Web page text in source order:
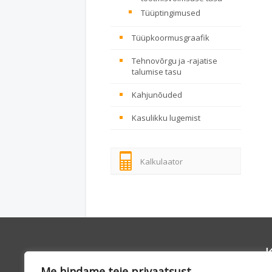
Tüüptingimused
Tüüpkoormusgraafik
Tehnovõrgu ja -rajatise
talumise tasu
Kahjunõuded
Kasulikku lugemist
Kalkulaator